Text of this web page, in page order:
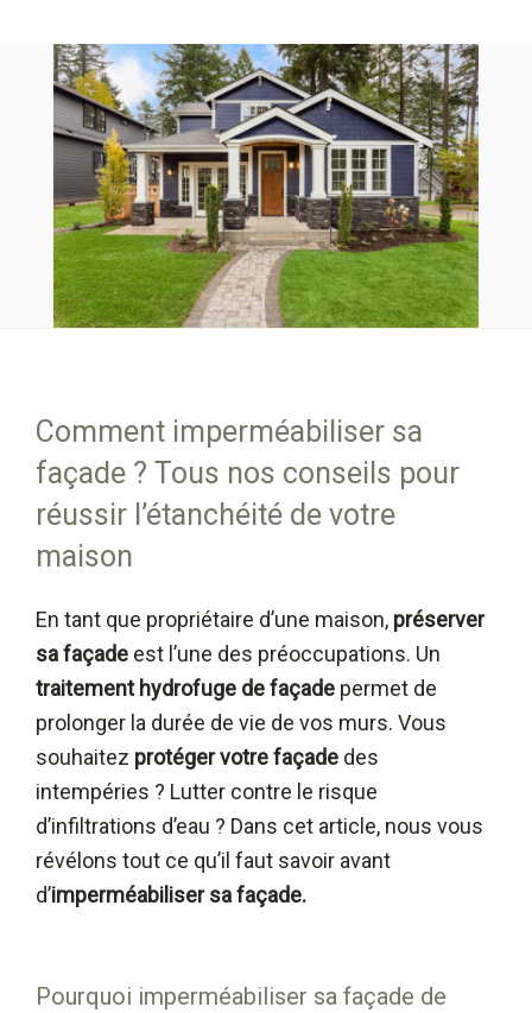
Comment imperméabiliser sa
façade ? Tous nos conseils pour
réussir l’étanchéité de votre
maison
En tant que propriétaire d’une maison, préserver
sa façade est l’une des préoccupations. Un
traitement hydrofuge de façade permet de
prolonger la durée de vie de vos murs. Vous
souhaitez protéger votre façade des
intempéries ? Lutter contre le risque
d’infiltrations d’eau ? Dans cet article, nous vous
révélons tout ce qu’il faut savoir avant
d’imperméabiliser sa façade.
Pourquoi imperméabiliser sa façade de